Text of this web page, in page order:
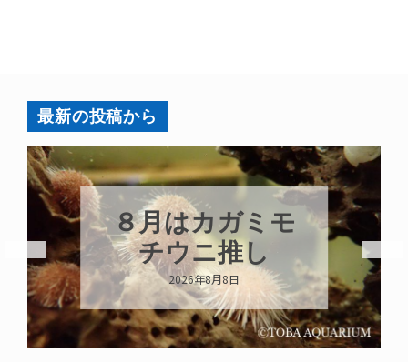
最新の投稿から
８月はカガミモ
チウニ推し
2026年8月8日